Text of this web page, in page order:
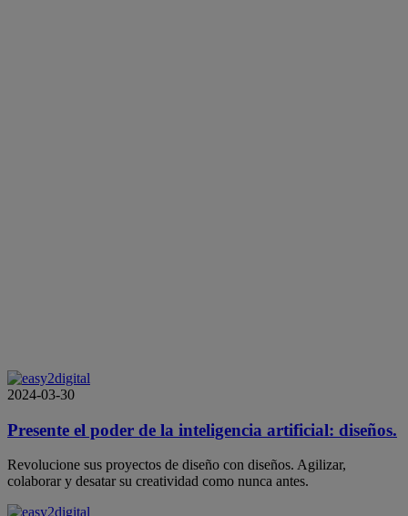
2024-03-30
Presente el poder de la inteligencia artificial: diseños.
Revolucione sus proyectos de diseño con diseños. Agilizar,
colaborar y desatar su creatividad como nunca antes.